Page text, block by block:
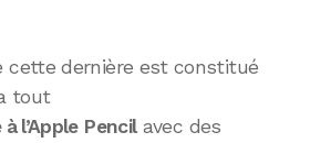
cette dernière est constitué
tout
l’Apple Pencilavec des